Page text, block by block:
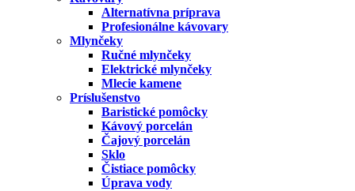
Alternatívna príprava
Profesionálne kávovary
Mlynčeky
Ručné mlynčeky
Elektrické mlynčeky
Mlecie kamene
Príslušenstvo
Baristické pomôcky
Kávový porcelán
Čajový porcelán
Sklo
Čistiace pomôcky
Úprava vody